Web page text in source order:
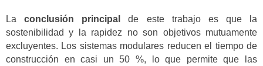
Laconclusión principal
de este trabajo es que la
sostenibilidad y la rapidez no son objetivos mutuamente
excluyentes. Los sistemas modulares reducen el tiempo de
construcción en casi un 50 %, lo que permite que las